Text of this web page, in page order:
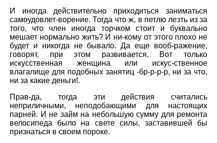
И иногда действительно приходиться заниматься
самоудовлет-ворение. Тогда что ж, в петлю лезть из за
того, что член иногда торчком стоит и буквально
мешает нормально жить? И ни-кому от этого плохо не
будет и никогда не бывало. Да еще вооб-ражение,
говорят, при этом развивается. Вот только
искусственная женщина или искус-ственное
влагалище для подобных занятиц -бр-р-р-р, ни за что,
ни за какие деньги!.
Прав-да, тогда эти действия считались
неприличными, неподобающими для настоящих
парней. И не займ на небольшую сумму для ремонта
велосипеда было на свете силы, заставившей бы
признаться в своем пороке.